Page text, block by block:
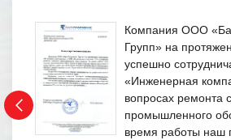
Компания ООО
Групп» на
успешно
«Инженерная
вопросах ремонта
промышленного
время работы наш